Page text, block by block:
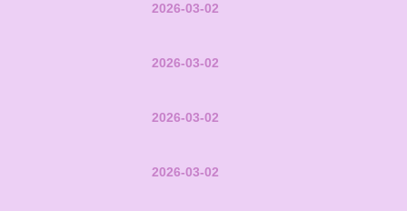
2026-03-02
2026-03-02
2026-03-02
2026-03-02